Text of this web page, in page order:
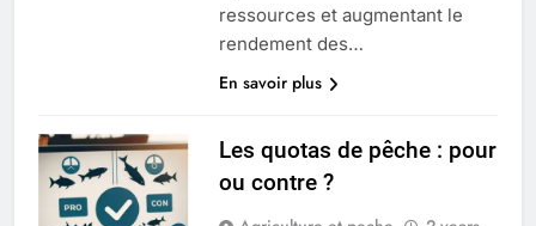
ressources et augmentant le
rendement des…
En savoir plus
Les quotas de pêche : pour
ou contre ?